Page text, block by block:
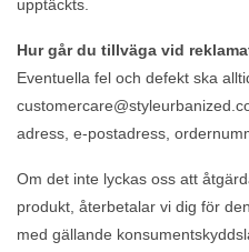
upptäckts.
Hur går du tillväga vid
Eventuella fel och defekt ska
adress, e-postadress,
Om det inte lyckas oss att
produkt, återbetalar vi dig för
med gällande